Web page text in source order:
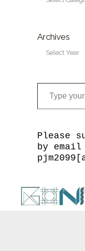
Archives
Type your email…
Please
by